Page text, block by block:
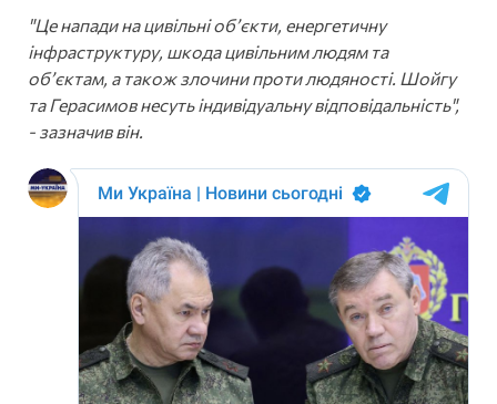
"Це напади на цивільні обʼєкти, енергетичну
інфраструктуру, шкода цивільним людям та
обʼєктам, а також злочини проти людяності. Шойгу
та Герасимов несуть індивідуальну відповідальність",
- зазначив він.